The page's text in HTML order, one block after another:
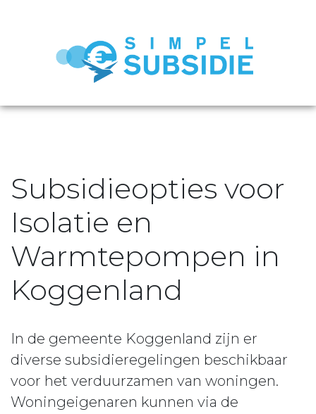
Subsidieopties voor
Isolatie en
Warmtepompen in
Koggenland
In de gemeente Koggenland zijn er
diverse subsidieregelingen beschikbaar
voor het verduurzamen van woningen.
Woningeigenaren kunnen via de